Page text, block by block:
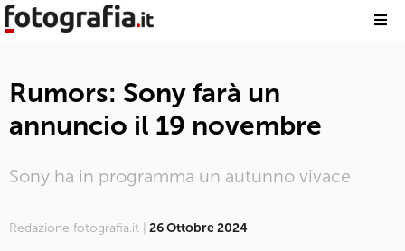
Rumors: Sony farà un
annuncio il 19 novembre
Sony ha in programma un autunno vivace
Redazione fotografia.it | 26 Ottobre 2024